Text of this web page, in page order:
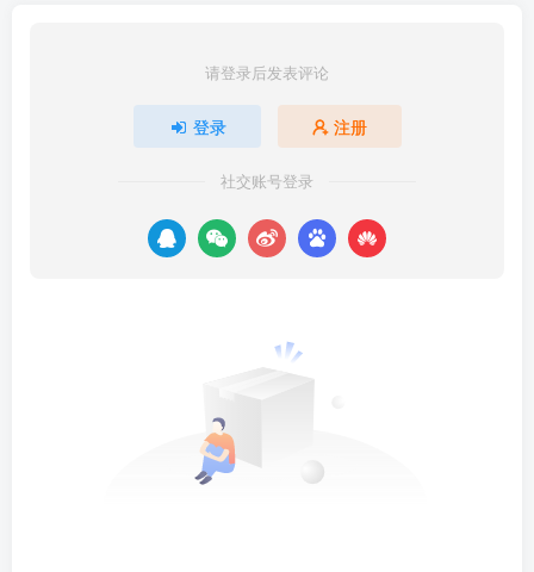
请登录后发表评论
登录 注册
社交账号登录